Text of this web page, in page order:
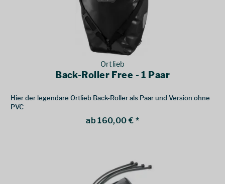
Ortlieb
Back-Roller Free - 1 Paar
Hier der legendäre Ortlieb Back-Roller als Paar und Version ohne
PVC
ab 160,00 € *